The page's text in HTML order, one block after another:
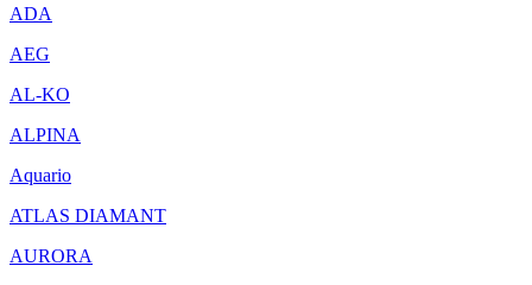
ADA
AEG
AL-KO
ALPINA
Aquario
ATLAS DIAMANT
AURORA